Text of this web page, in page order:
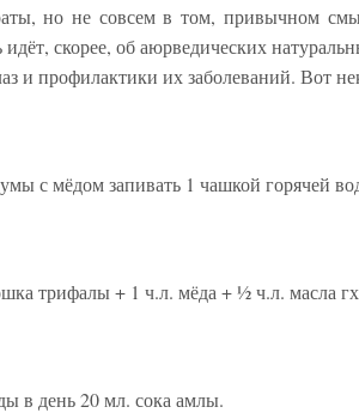
но не совсем в том, привычном
идёт, скорее, об аюрведических
и профилактики их заболеваний. Вот
с мёдом запивать 1 чашкой горячей
трифалы + 1 ч.л. мёда + ½ ч.л. масла
в день 20 мл. сока амлы.